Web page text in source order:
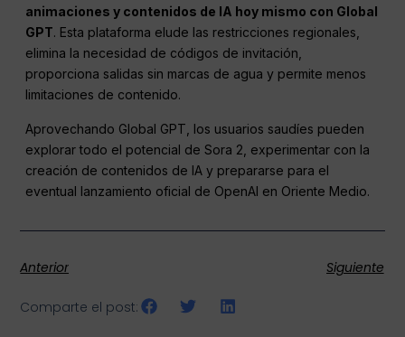
animaciones y contenidos de IA hoy mismo con Global
GPT. Esta plataforma elude las restricciones regionales,
elimina la necesidad de códigos de invitación,
proporciona salidas sin marcas de agua y permite menos
limitaciones de contenido.
Aprovechando Global GPT, los usuarios saudíes pueden
explorar todo el potencial de Sora 2, experimentar con la
creación de contenidos de IA y prepararse para el
eventual lanzamiento oficial de OpenAI en Oriente Medio.
Anterior Siguiente
Comparte el post: